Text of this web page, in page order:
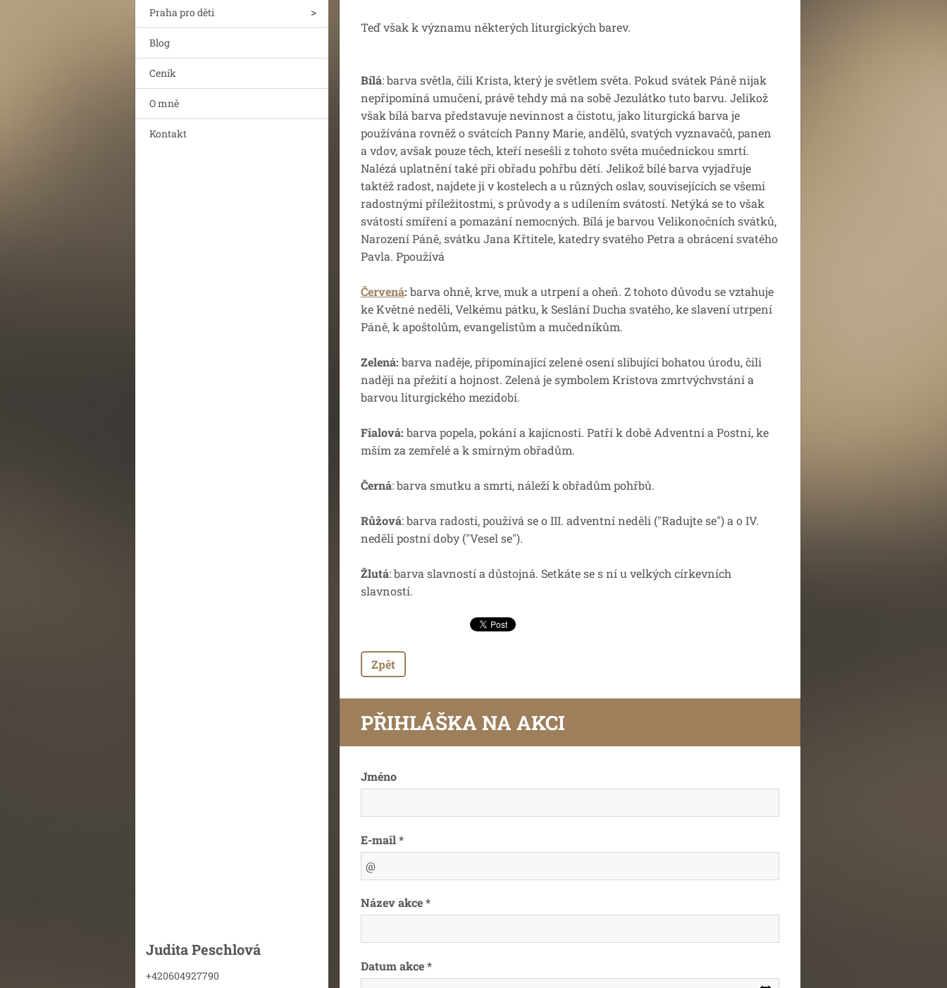
Praha pro děti
Blog
Ceník
O mně
Kontakt
Judita Peschlová
+420604927790
Teď však k významu některých liturgických barev.
Bílá: barva světla, čili Krista, který je světlem světa. Pokud svátek Páně nijak
nepřipomíná umučení, právě tehdy má na sobě Jezulátko tuto barvu. Jelikož
však bílá barva představuje nevinnost a čistotu, jako liturgická barva je
používána rovněž o svátcích Panny Marie, andělů, svatých vyznavačů, panen
a vdov, avšak pouze těch, kteří nesešli z tohoto světa mučednickou smrtí.
Nalézá uplatnění také při obřadu pohřbu dětí. Jelikož bílé barva vyjadřuje
taktéž radost, najdete ji v kostelech a u různých oslav, souvisejících se všemi
radostnými příležitostmi, s průvody a s udílením svátostí. Netýká se to však
svátostí smíření a pomazání nemocných. Bílá je barvou Velikonočních svátků,
Narození Páně, svátku Jana Křtitele, katedry svatého Petra a obrácení svatého
Pavla. Ppoužívá
Červená: barva ohně, krve, muk a utrpení a oheň. Z tohoto důvodu se vztahuje
ke Květné neděli, Velkému pátku, k Seslání Ducha svatého, ke slavení utrpení
Páně, k apoštolům, evangelistům a mučedníkům.
Zelená: barva naděje, připomínající zelené osení slibující bohatou úrodu, čili
naději na přežití a hojnost. Zelená je symbolem Kristova zmrtvýchvstání a
barvou liturgického mezidobí.
Fialová: barva popela, pokání a kajícnosti. Patří k době Adventní a Postní, ke
mším za zemřelé a k smírným obřadům.
Černá: barva smutku a smrti, náleží k obřadům pohřbů.
Růžová: barva radosti, používá se o III. adventní neděli ("Radujte se") a o IV.
neděli postní doby ("Vesel se").
Žlutá: barva slavností a důstojná. Setkáte se s ní u velkých církevních
slavností.
Zpět
PŘIHLÁŠKA NA AKCI
Jméno
E-mail *
Název akce *
Datum akce *